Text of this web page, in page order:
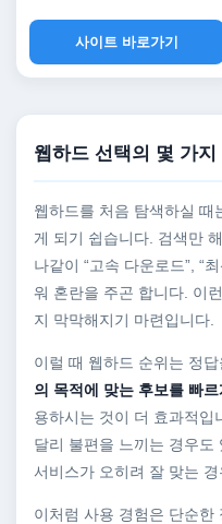
사이트 바로가기
웹하드 선택의 몇 가지
웹하드를 처음 탐색하실 때
게 되기 쉽습니다. 검색만
나같이 “고속 다운로드”, “
워 혼란을 주곤 합니다. 이
지 막막해지기 마련입니다.
이럴 때 웹하드 순위는 정
의 목적에 맞는 후보를 빠
용하시는 것이 더 효과적입
달리 불편을 느끼는 경우
서비스가 오히려 잘 맞는 경
이처럼 사용 경험은 단순한